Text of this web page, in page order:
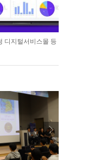
디지털서비스몰 등